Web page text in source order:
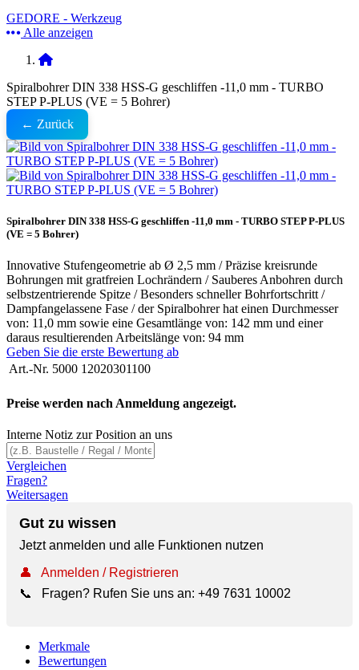
GEDORE - Werkzeug
Alle anzeigen
Spiralbohrer DIN 338 HSS-G geschliffen -11,0 mm - TURBO
STEP P-PLUS (VE = 5 Bohrer)
← Zurück
Spiralbohrer DIN 338 HSS-G geschliffen -11,0 mm - TURBO STEP P-PLUS
(VE = 5 Bohrer)
Innovative Stufengeometrie ab Ø 2,5 mm / Präzise kreisrunde
Bohrungen mit gratfreien Lochrändern / Sauberes Anbohren durch
selbstzentrierende Spitze / Besonders schneller Bohrfortschritt /
Dampfangelassene Fase / der Spiralbohrer hat einen Durchmesser
von: 11,0 mm sowie eine Gesamtlänge von: 142 mm und einer
daraus resultierenden Arbeitslänge von: 94 mm
Geben Sie die erste Bewertung ab
Art.-Nr. 5000 12020301100
Preise werden nach Anmeldung angezeigt.
Interne Notiz zur Position an uns
Vergleichen
Fragen?
Weitersagen
Gut zu wissen
Jetzt anmelden und alle Funktionen nutzen
👤
Anmelden / Registrieren
📞
Fragen? Rufen Sie uns an: +49 7631 10002
Merkmale
Bewertungen